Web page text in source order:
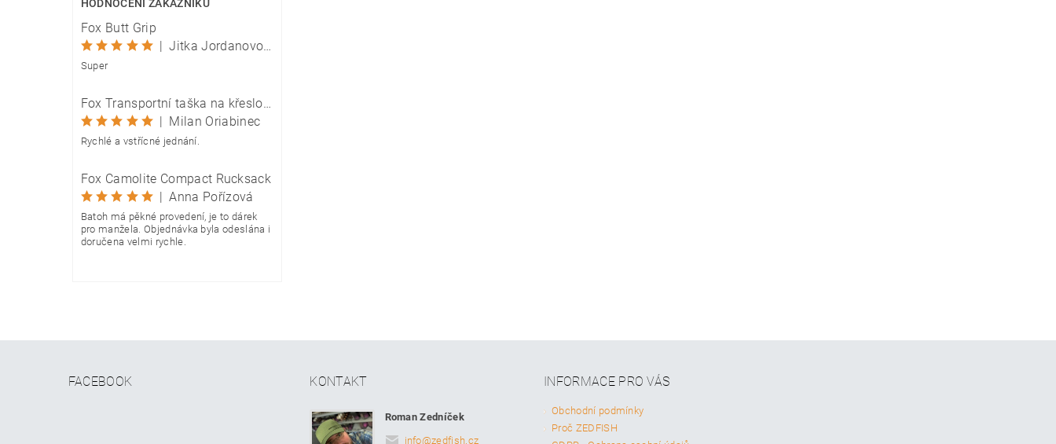
HODNOCENÍ ZÁKAZNÍKŮ
Fox Butt Grip
|
Jitka Jordanovová
Super
Fox Transportní taška na křeslo Camolite Chair Bag
| Milan Oriabinec
Rychlé a vstřícné jednání.
Fox Camolite Compact Rucksack
| Anna Pořízová
Batoh má pěkné provedení, je to dárek
pro manžela. Objednávka byla odeslána i
doručena velmi rychle.
FACEBOOK KONTAKT
Roman Zedníček
info@zedfish.cz
INFORMACE PRO VÁS
Obchodní podmínky
Proč ZEDFISH